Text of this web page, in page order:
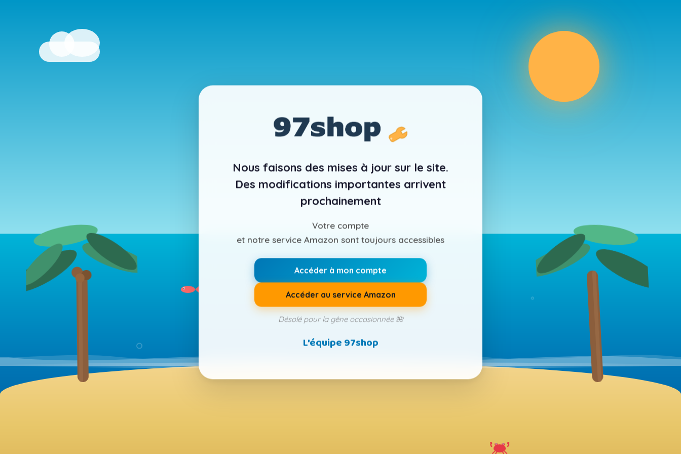
Nous faisons des mises à jour sur le site.
Des modifications importantes arrivent
prochainement
Votre compte
et notre service Amazon sont toujours accessibles
Accéder à mon compte
Accéder au service Amazon
Désolé pour la gêne occasionnée 🌺
L'équipe 97shop